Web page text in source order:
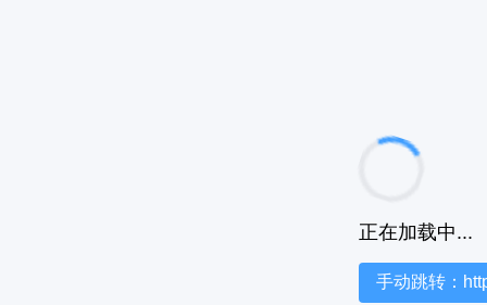
正在加载中...
手动跳转：